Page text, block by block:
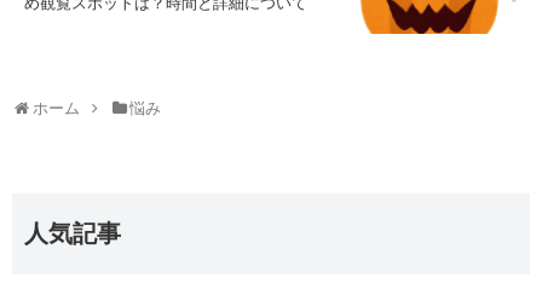
ホーム 悩み
人気記事